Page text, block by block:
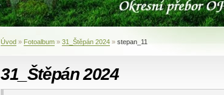
Úvod » Fotoalbum » 31_Štěpán 2024 » stepan_11
31_Štěpán 2024